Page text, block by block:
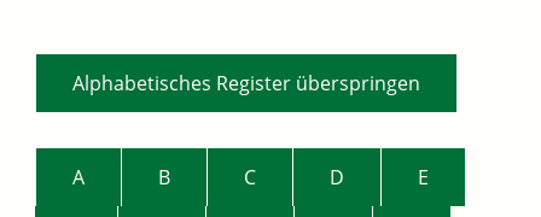
Alphabetisches Register überspringen
A B C D E